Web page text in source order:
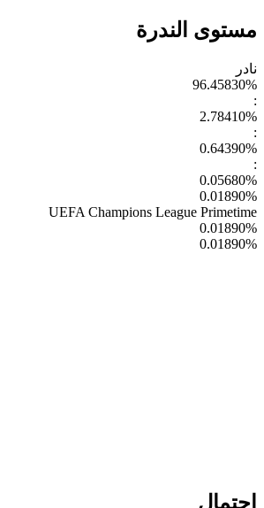
مستوى الندرة
نادر
96.45830%
:
2.78410%
:
0.64390%
:
0.05680%
0.01890%
UEFA Champions League Primetime
0.01890%
0.01890%
احتمال